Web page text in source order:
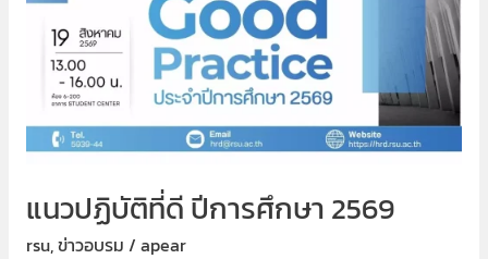
แนวปฏิบัติที่ดี ปีการศึกษา 2569
rsu,ข่าวอบรม / apear
ศึกษา
2569